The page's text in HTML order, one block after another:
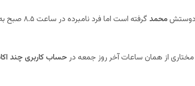
دوستشمحمد
گرفته است
از همان ساعات آخر روز جمعه درحساب کاربری چند